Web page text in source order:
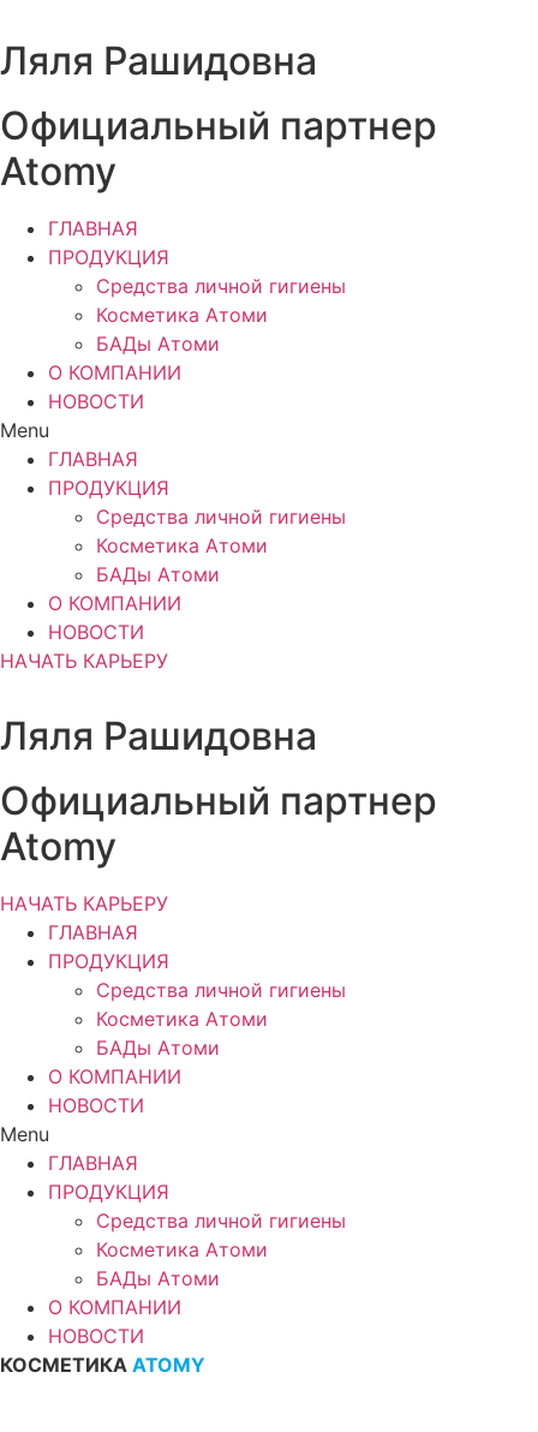
к
содержимому
Ляля Рашидовна
Официальный партнер
Atomy
ГЛАВНАЯ
ПРОДУКЦИЯ
Средства личной гигиены
Косметика Атоми
БАДы Атоми
О КОМПАНИИ
НОВОСТИ
Menu
ГЛАВНАЯ
ПРОДУКЦИЯ
Средства личной гигиены
Косметика Атоми
БАДы Атоми
О КОМПАНИИ
НОВОСТИ
НАЧАТЬ КАРЬЕРУ
Ляля Рашидовна
Официальный партнер
Atomy
НАЧАТЬ КАРЬЕРУ
ГЛАВНАЯ
ПРОДУКЦИЯ
Средства личной гигиены
Косметика Атоми
БАДы Атоми
О КОМПАНИИ
НОВОСТИ
Menu
ГЛАВНАЯ
ПРОДУКЦИЯ
Средства личной гигиены
Косметика Атоми
БАДы Атоми
О КОМПАНИИ
НОВОСТИ
КОСМЕТИКА ATOMY